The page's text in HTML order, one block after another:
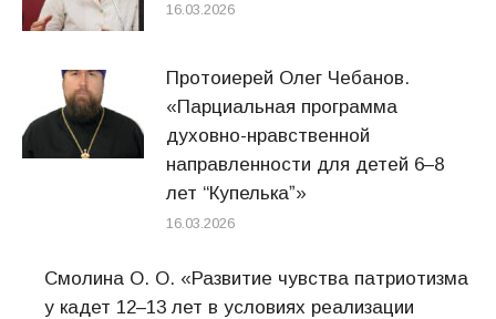
16.03.2026
Протоиерей Олег Чебанов.
«Парциальная программа
духовно-нравственной
направленности для детей 6–8
лет “Купелькаˮ»
16.03.2026
Смолина О. О. «Развитие чувства патриотизма
у кадет 12–13 лет в условиях реализации